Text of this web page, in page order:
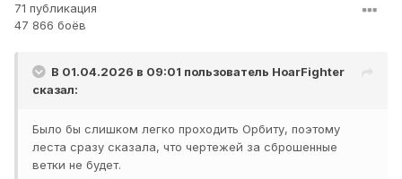
71 публикация
47 866 боёв
В 01.04.2026 в 09:01 пользователь HoarFighter
сказал:
Было бы слишком легко проходить Орбиту, поэтому
леста сразу сказала, что чертежей за сброшенные
ветки не будет.